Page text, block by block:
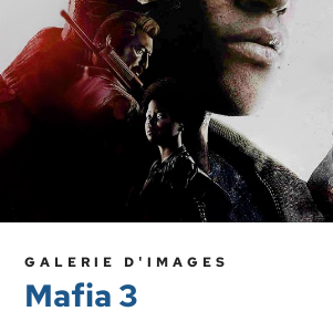
GALERIE D'IMAGES
Mafia 3